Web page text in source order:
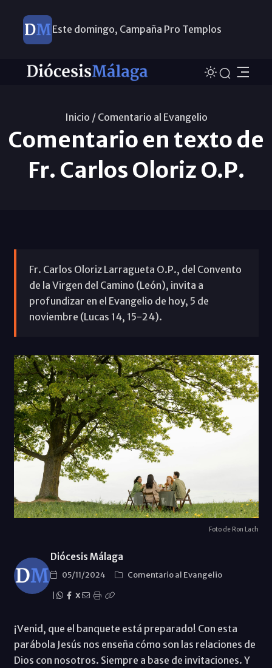
Este domingo, Campaña Pro Templos
Inicio / Comentario al Evangelio
Comentario en texto de
Fr. Carlos Oloriz O.P.
Fr. Carlos Oloriz Larragueta O.P., del Convento
de la Virgen del Camino (León), invita a
profundizar en el Evangelio de hoy, 5 de
noviembre (Lucas 14, 15-24).
Foto de Ron Lach
Diócesis Málaga
05/11/2024
Comentario al Evangelio
X
¡Venid, que el banquete está preparado! Con esta
parábola Jesús nos enseña cómo son las relaciones de
Dios con nosotros. Siempre a base de invitaciones. Y